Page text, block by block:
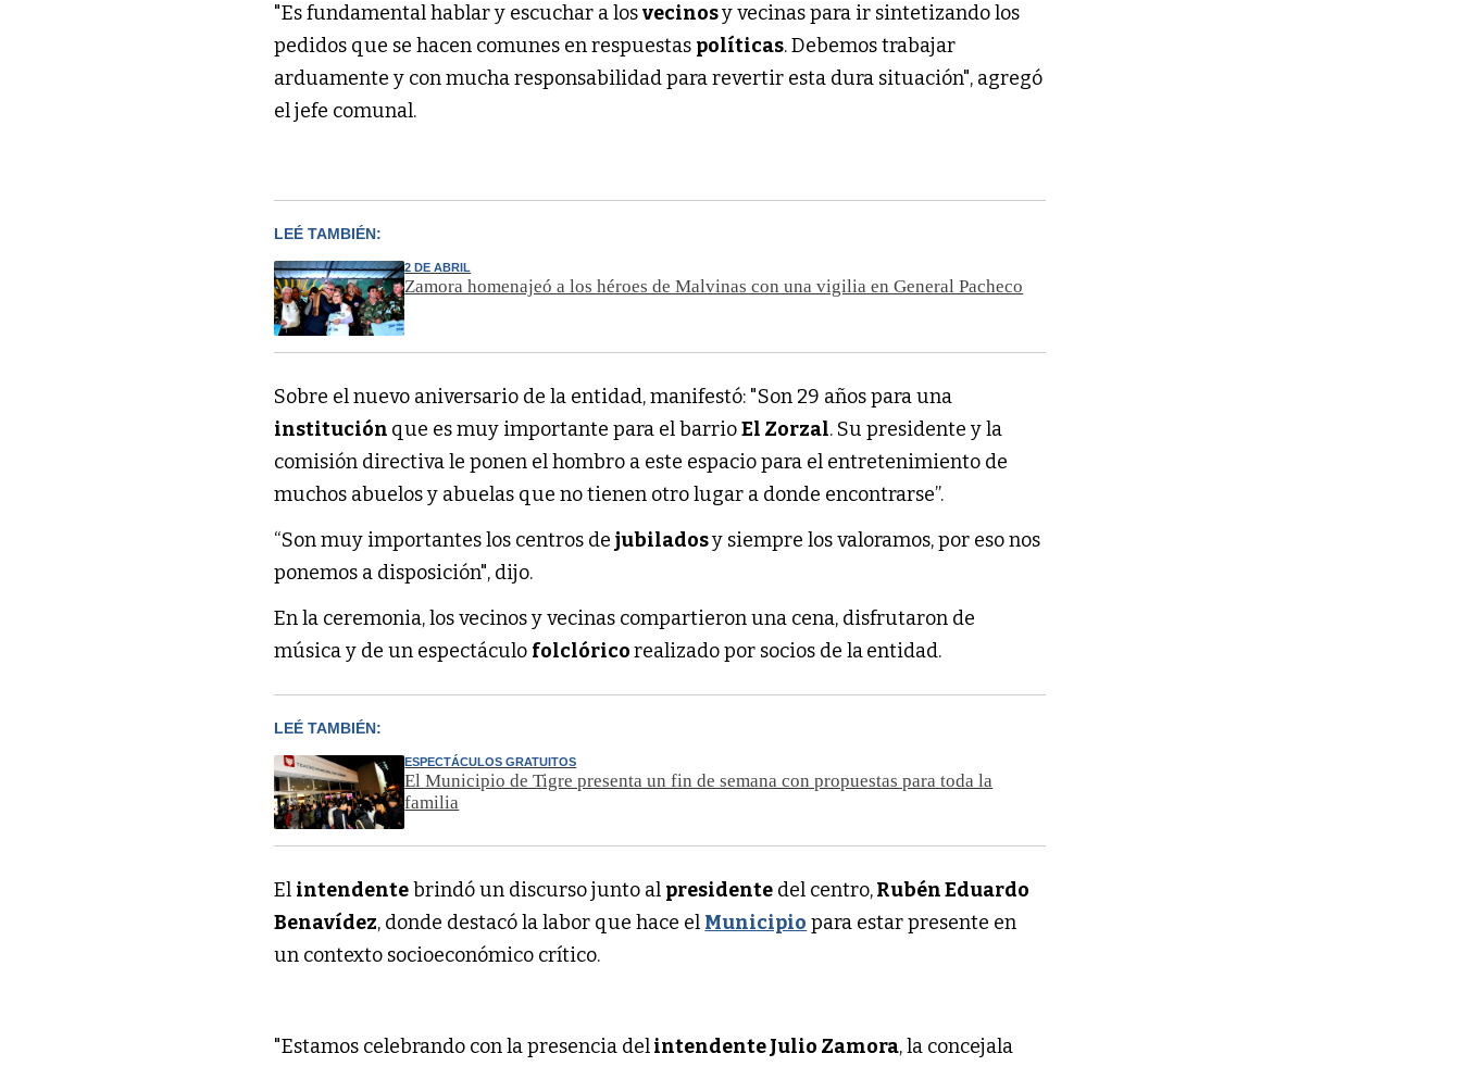
"Es fundamental hablar y escuchar a losvecinosy vecinas para ir sintetizando los
pedidos que se hacen comunes en respuestas políticas. Debemos trabajar
arduamente y con mucha responsabilidad para revertir esta dura situación", agregó
el jefe comunal.
LEÉ TAMBIÉN:
2 DE ABRIL
Zamora homenajeó a los héroes de Malvinas con una vigilia en General Pacheco
Sobre el nuevo aniversario de la entidad, manifestó: "Son 29 años para una
institución que es muy importante para el barrioEl Zorzal. Su presidente y la
comisión directiva le ponen el hombro a este espacio para el entretenimiento de
muchos abuelos y abuelas que no tienen otro lugar a donde encontrarse”.
“Son muy importantes los centros dejubiladosy siempre los valoramos, por eso nos
ponemos a disposición", dijo.
En la ceremonia, los vecinos y vecinas compartieron una cena, disfrutaron de
música y de un espectáculo folclóricorealizado por socios de laentidad.
LEÉ TAMBIÉN:
ESPECTÁCULOS GRATUITOS
El Municipio de Tigre presenta un fin de semana con propuestas para toda la
familia
El intendentebrindó un discurso junto al presidente del centro,Rubén Eduardo
Benavídez, donde destacó la labor que hace el Municipio para estar presente en
un contexto socioeconómico crítico.
"Estamos celebrando con la presencia delintendente Julio Zamora, la concejala